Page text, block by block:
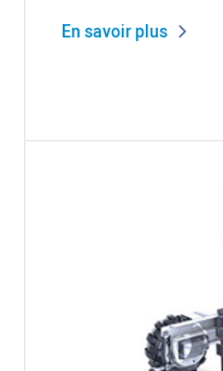
En savoir plus